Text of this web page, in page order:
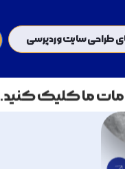
طراحی سایت وردپرسی
ما کلیک کنید.